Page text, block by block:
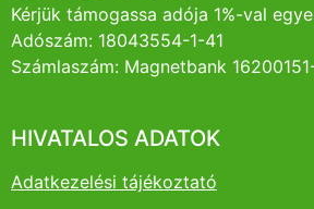
Kérjük támogassa adója 1%-val
Adószám: 18043554-1-41
Számlaszám: Magnetbank
HIVATALOS ADATOK
Adatkezelési tájékoztató